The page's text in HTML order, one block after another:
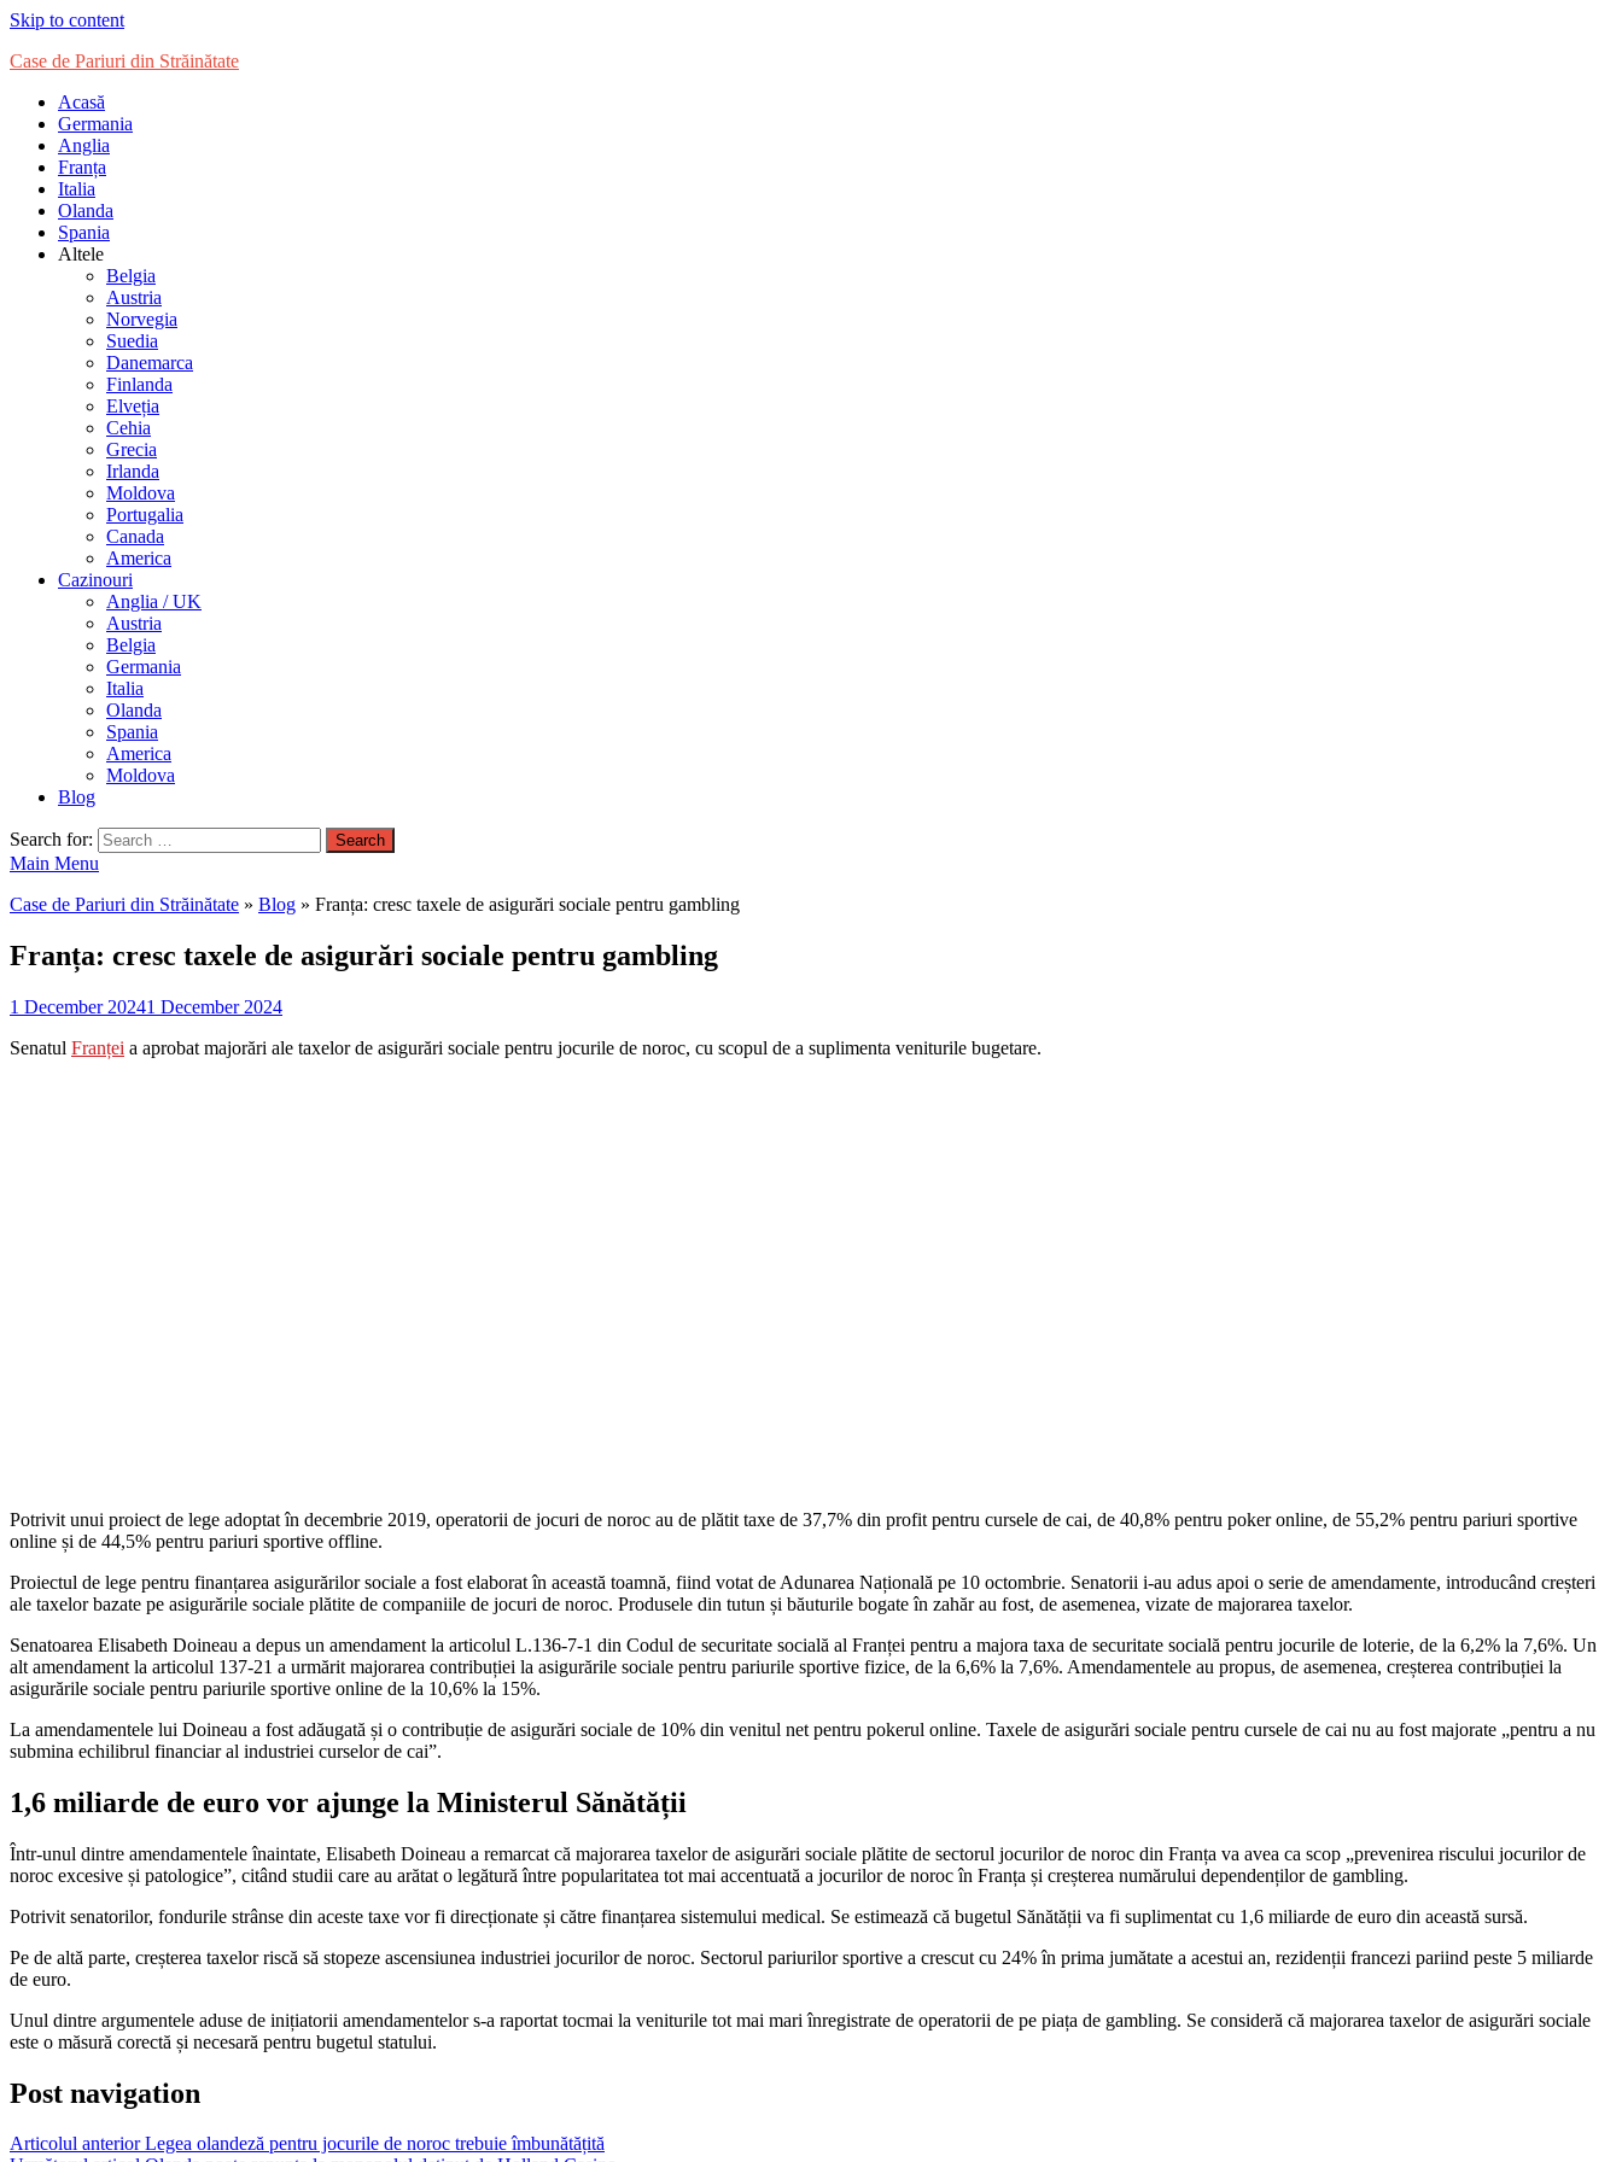
Skip to content
Case de Pariuri din Străinătate
Acasă
Germania
Anglia
Franța
Italia
Olanda
Spania
Altele
Belgia
Austria
Norvegia
Suedia
Danemarca
Finlanda
Elveția
Cehia
Grecia
Irlanda
Moldova
Portugalia
Canada
America
Cazinouri
Anglia / UK
Austria
Belgia
Germania
Italia
Olanda
Spania
America
Moldova
Blog
Search for:
Main Menu
Case de Pariuri din Străinătate » Blog » Franța: cresc taxele de asigurări sociale pentru gambling
Franța: cresc taxele de asigurări sociale pentru gambling
1 December 20241 December 2024
Senatul Franței a aprobat majorări ale taxelor de asigurări sociale pentru jocurile de noroc, cu scopul de a suplimenta veniturile bugetare.
Potrivit unui proiect de lege adoptat în decembrie 2019, operatorii de jocuri de noroc au de plătit taxe de 37,7% din profit pentru cursele de cai, de 40,8% pentru poker online, de 55,2% pentru pariuri sportive
online și de 44,5% pentru pariuri sportive offline.
Proiectul de lege pentru finanțarea asigurărilor sociale a fost elaborat în această toamnă, fiind votat de Adunarea Națională pe 10 octombrie. Senatorii i-au adus apoi o serie de amendamente, introducând creșteri
ale taxelor bazate pe asigurările sociale plătite de companiile de jocuri de noroc. Produsele din tutun și băuturile bogate în zahăr au fost, de asemenea, vizate de majorarea taxelor.
Senatoarea Elisabeth Doineau a depus un amendament la articolul L.136-7-1 din Codul de securitate socială al Franței pentru a majora taxa de securitate socială pentru jocurile de loterie, de la 6,2% la 7,6%. Un
alt amendament la articolul 137-21 a urmărit majorarea contribuției la asigurările sociale pentru pariurile sportive fizice, de la 6,6% la 7,6%. Amendamentele au propus, de asemenea, creșterea contribuției la
asigurările sociale pentru pariurile sportive online de la 10,6% la 15%.
La amendamentele lui Doineau a fost adăugată și o contribuție de asigurări sociale de 10% din venitul net pentru pokerul online. Taxele de asigurări sociale pentru cursele de cai nu au fost majorate „pentru a nu
submina echilibrul financiar al industriei curselor de cai”.
1,6 miliarde de euro vor ajunge la Ministerul Sănătății
Într-unul dintre amendamentele înaintate, Elisabeth Doineau a remarcat că majorarea taxelor de asigurări sociale plătite de sectorul jocurilor de noroc din Franța va avea ca scop „prevenirea riscului jocurilor de
noroc excesive și patologice”, citând studii care au arătat o legătură între popularitatea tot mai accentuată a jocurilor de noroc în Franța și creșterea numărului dependenților de gambling.
Potrivit senatorilor, fondurile strânse din aceste taxe vor fi direcționate și către finanțarea sistemului medical. Se estimează că bugetul Sănătății va fi suplimentat cu 1,6 miliarde de euro din această sursă.
Pe de altă parte, creșterea taxelor riscă să stopeze ascensiunea industriei jocurilor de noroc. Sectorul pariurilor sportive a crescut cu 24% în prima jumătate a acestui an, rezidenții francezi pariind peste 5 miliarde
de euro.
Unul dintre argumentele aduse de inițiatorii amendamentelor s-a raportat tocmai la veniturile tot mai mari înregistrate de operatorii de pe piața de gambling. Se consideră că majorarea taxelor de asigurări sociale
este o măsură corectă și necesară pentru bugetul statului.
Post navigation
Articolul anterior Legea olandeză pentru jocurile de noroc trebuie îmbunătățită